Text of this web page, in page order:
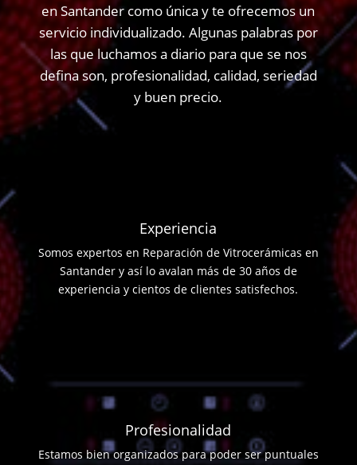
en Santander como única y te ofrecemos un
servicio individualizado. Algunas palabras por
las que luchamos a diario para que se nos
defina son, profesionalidad, calidad, seriedad
y buen precio.
Experiencia
Somos expertos en Reparación de Vitrocerámicas en
Santander y así lo avalan más de 30 años de
experiencia y cientos de clientes satisfechos.
Profesionalidad
Estamos bien organizados para poder ser puntuales